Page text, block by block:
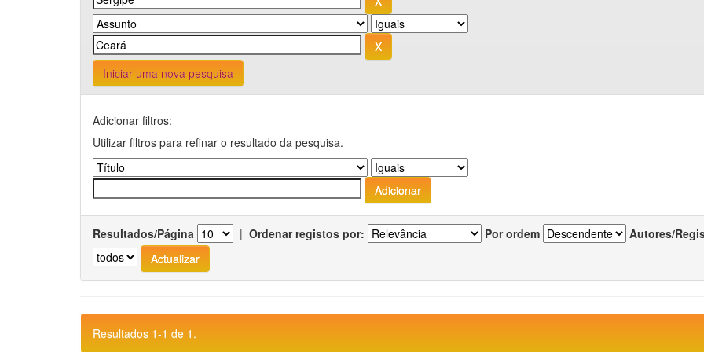
Iniciar uma nova pesquisa
Adicionar filtros:
Utilizar filtros para refinar o resultado da pesquisa.
Resultados/Página | Ordenar registos por: Por ordem Autores/
Resultados 1-1 de 1.